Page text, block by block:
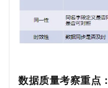
数据质量考察重点：